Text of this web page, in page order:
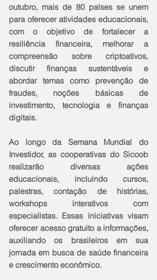
outubro, mais de 80 países se unem
para oferecer atividades educacionais,
com o objetivo de fortalecer a
resiliência financeira, melhorar a
compreensão sobre criptoativos,
discutir finanças sustentáveis ​​e
abordar temas como prevenção de
fraudes, noções básicas de
investimento, tecnologia e finanças
digitais.
Ao longo da Semana Mundial do
Investidor, as cooperativas do Sicoob
realizarão diversas ações
educacionais, incluindo cursos,
palestras, contação de histórias,
workshops interativos com
especialistas. Essas iniciativas visam
oferecer acesso gratuito a informações,
auxiliando os brasileiros em sua
jornada em busca de saúde financeira
e crescimento econômico.